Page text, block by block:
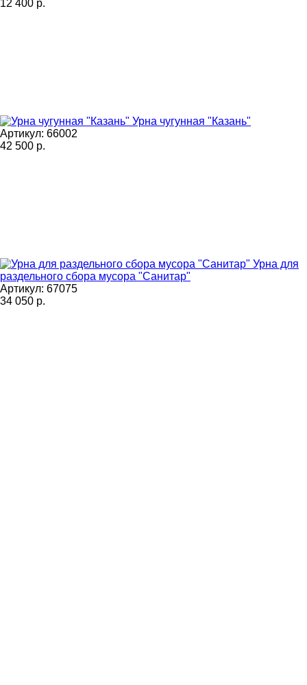
12 400 р.
Урна чугунная "Казань"
Артикул: 66002
42 500 р.
Урна для
раздельного сбора мусора "Санитар"
Артикул: 67075
34 050 р.